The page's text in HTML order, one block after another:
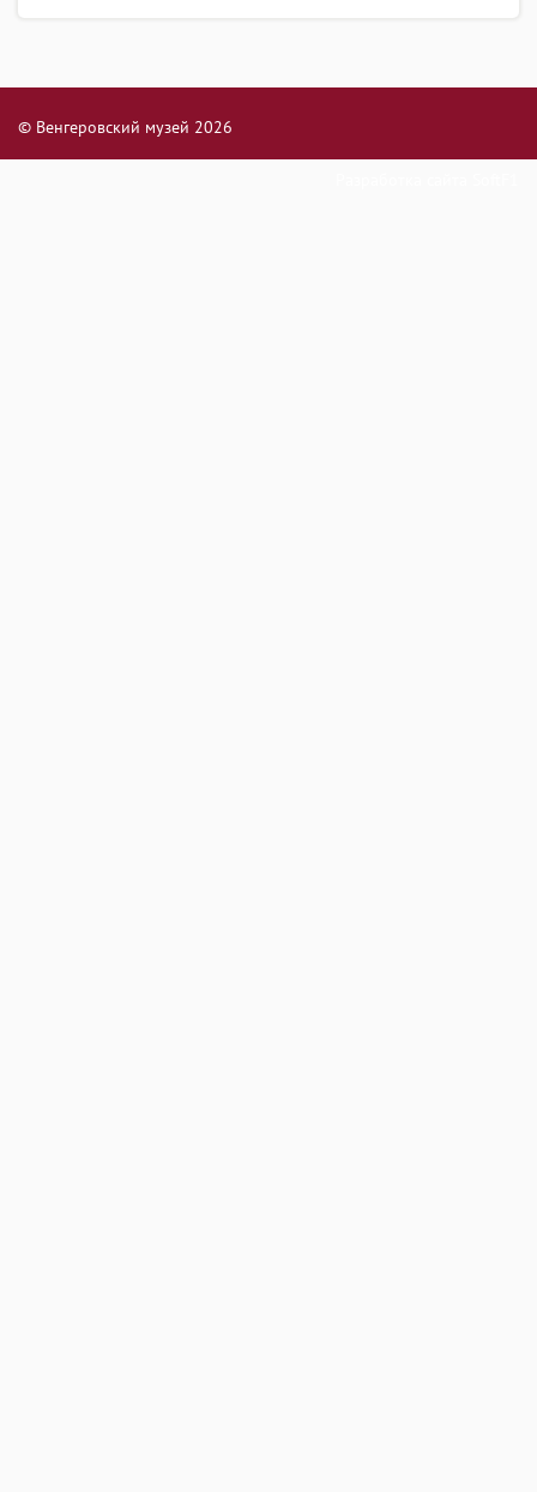
© Венгеровский музей 2026